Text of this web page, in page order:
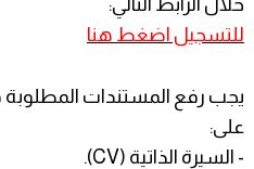
خلال الرابط التالي:
للتسجيل اضغط هنا
على:
- السيرة الذاتية (CV).